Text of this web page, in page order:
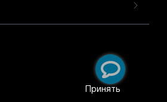
Принять